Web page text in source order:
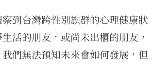
到台灣跨性別族群的心理健康狀
活的朋友，或尚未出櫃的朋友，
們無法預知未來會如何發展，但